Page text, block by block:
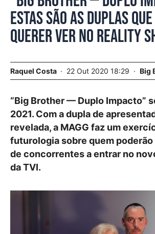
Estas são as duplas
querer ver no reality
Raquel Costa 22 Out 2020 18:29 Big
“Big Brother — Duplo Impacto”
2021. Com a dupla de
revelada, a MAGG faz um
futurologia sobre quem poderão
de concorrentes a entrar no
da TVI.